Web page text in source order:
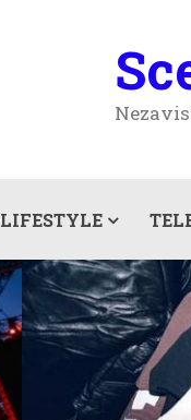
LIFESTYLE